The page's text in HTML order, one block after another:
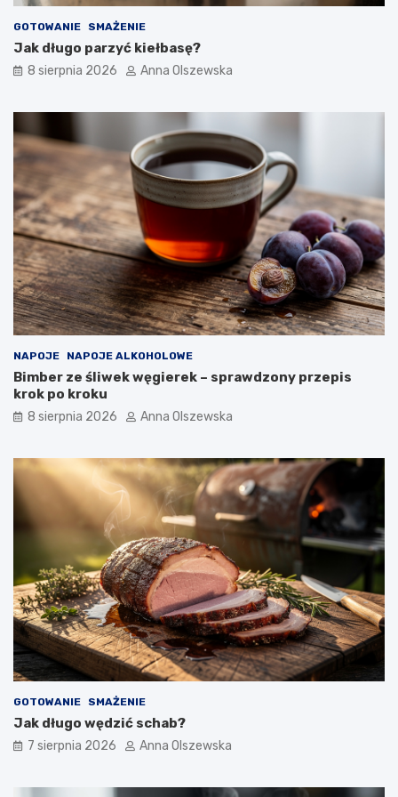
d
r
o
y
d
s
e
e
m
?
r
ó
w
j
k
e
w
b
r
a
ć
d
o
n
o
w
c
z
e
s
k
u
?
GOTOWANIE SMAŻENIE
Jak długo parzyć kiełbasę?
8 sierpnia 2026 Anna Olszewska
NAPOJE NAPOJE ALKOHOLOWE
Bimber ze śliwek węgierek – sprawdzony przepis
krok po kroku
8 sierpnia 2026 Anna Olszewska
GOTOWANIE SMAŻENIE
Jak długo wędzić schab?
7 sierpnia 2026 Anna Olszewska